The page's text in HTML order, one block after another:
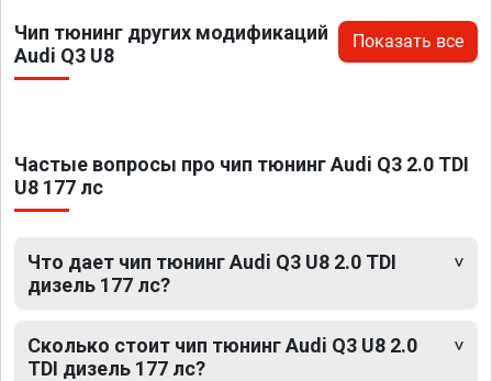
Чип тюнинг других модификаций
Audi Q3 U8
Показать все
Частые вопросы про чип тюнинг Audi Q3 2.0 TDI
U8 177 лс
Что дает чип тюнинг Audi Q3 U8 2.0 TDI
дизель 177 лс?
Сколько стоит чип тюнинг Audi Q3 U8 2.0
TDI дизель 177 лс?